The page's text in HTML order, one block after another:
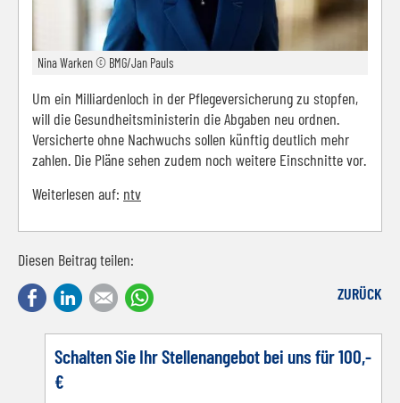
Nina Warken © BMG/Jan Pauls
Um ein Milliardenloch in der Pflegeversicherung zu stopfen,
will die Gesundheitsministerin die Abgaben neu ordnen.
Versicherte ohne Nachwuchs sollen künftig deutlich mehr
zahlen. Die Pläne sehen zudem noch weitere Einschnitte vor.
Weiterlesen auf: ntv
Diesen Beitrag teilen:
FacebookLinkedInE-mail ZURÜCK
Schalten Sie Ihr Stellenangebot bei uns für 100,-
€